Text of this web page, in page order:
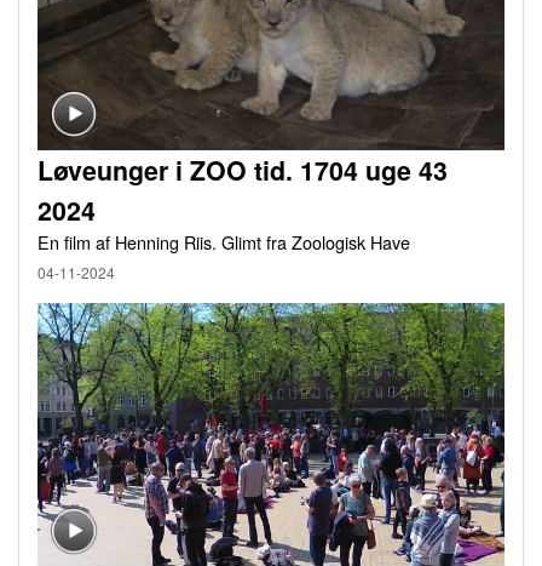
Løveunger i ZOO tid. 1704 uge 43
2024
En film af Henning Riis. Glimt fra Zoologisk Have
04-11-2024